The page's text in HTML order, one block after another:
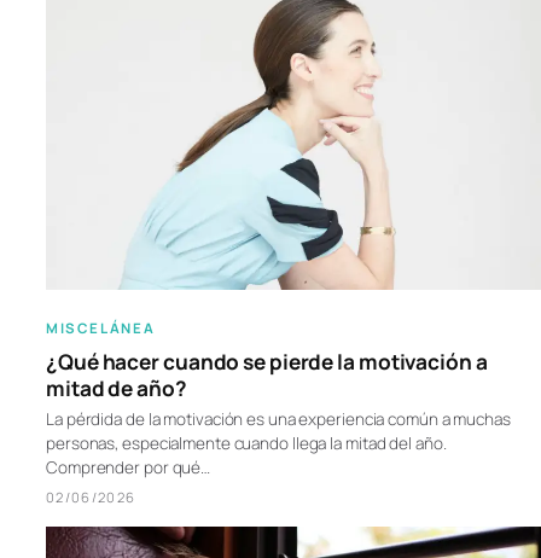
MISCELÁNEA
¿Qué hacer cuando se pierde la motivación a
mitad de año?
La pérdida de la motivación es una experiencia común a muchas
personas, especialmente cuando llega la mitad del año.
Comprender por qué…
02/06/2026